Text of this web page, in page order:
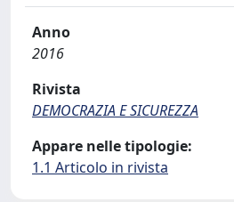
Anno
2016
Rivista
DEMOCRAZIA E SICUREZZA
Appare nelle tipologie:
1.1 Articolo in rivista